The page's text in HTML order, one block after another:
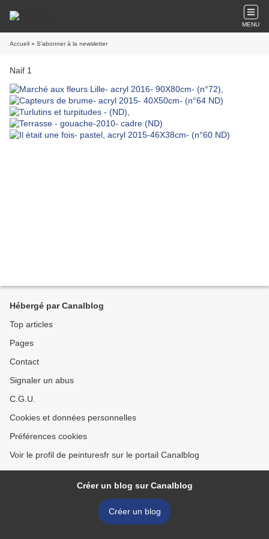
MENU
Accueil » S'abonner à la newsletter
Naif 1
Hébergé par Canalblog
Top articles
Pages
Contact
Signaler un abus
C.G.U.
Cookies et données personnelles
Préférences cookies
Voir le profil de peinturesfr sur le portail Canalblog
Créer un blog sur Canalblog
Créer un blog